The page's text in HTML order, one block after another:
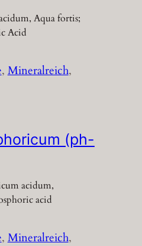
Aqua fortis;
Acid
, Mineralreich
(ph-
acidum,
acid
, Mineralreich